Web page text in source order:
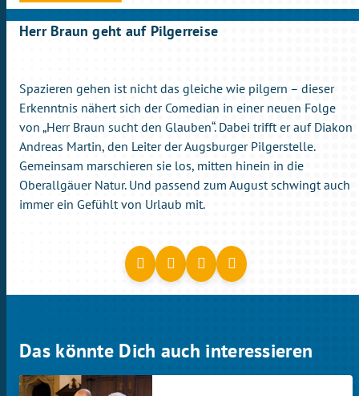
Herr Braun geht auf Pilgerreise
Spazieren gehen ist nicht das gleiche wie pilgern – dieser
Erkenntnis nähert sich der Comedian in einer neuen Folge
von „Herr Braun sucht den Glauben“. Dabei trifft er auf Diakon
Andreas Martin, den Leiter der Augsburger Pilgerstelle.
Gemeinsam marschieren sie los, mitten hinein in die
Oberallgäuer Natur. Und passend zum August schwingt auch
immer ein Gefühlt von Urlaub mit.
Das könnte Dich auch interessieren